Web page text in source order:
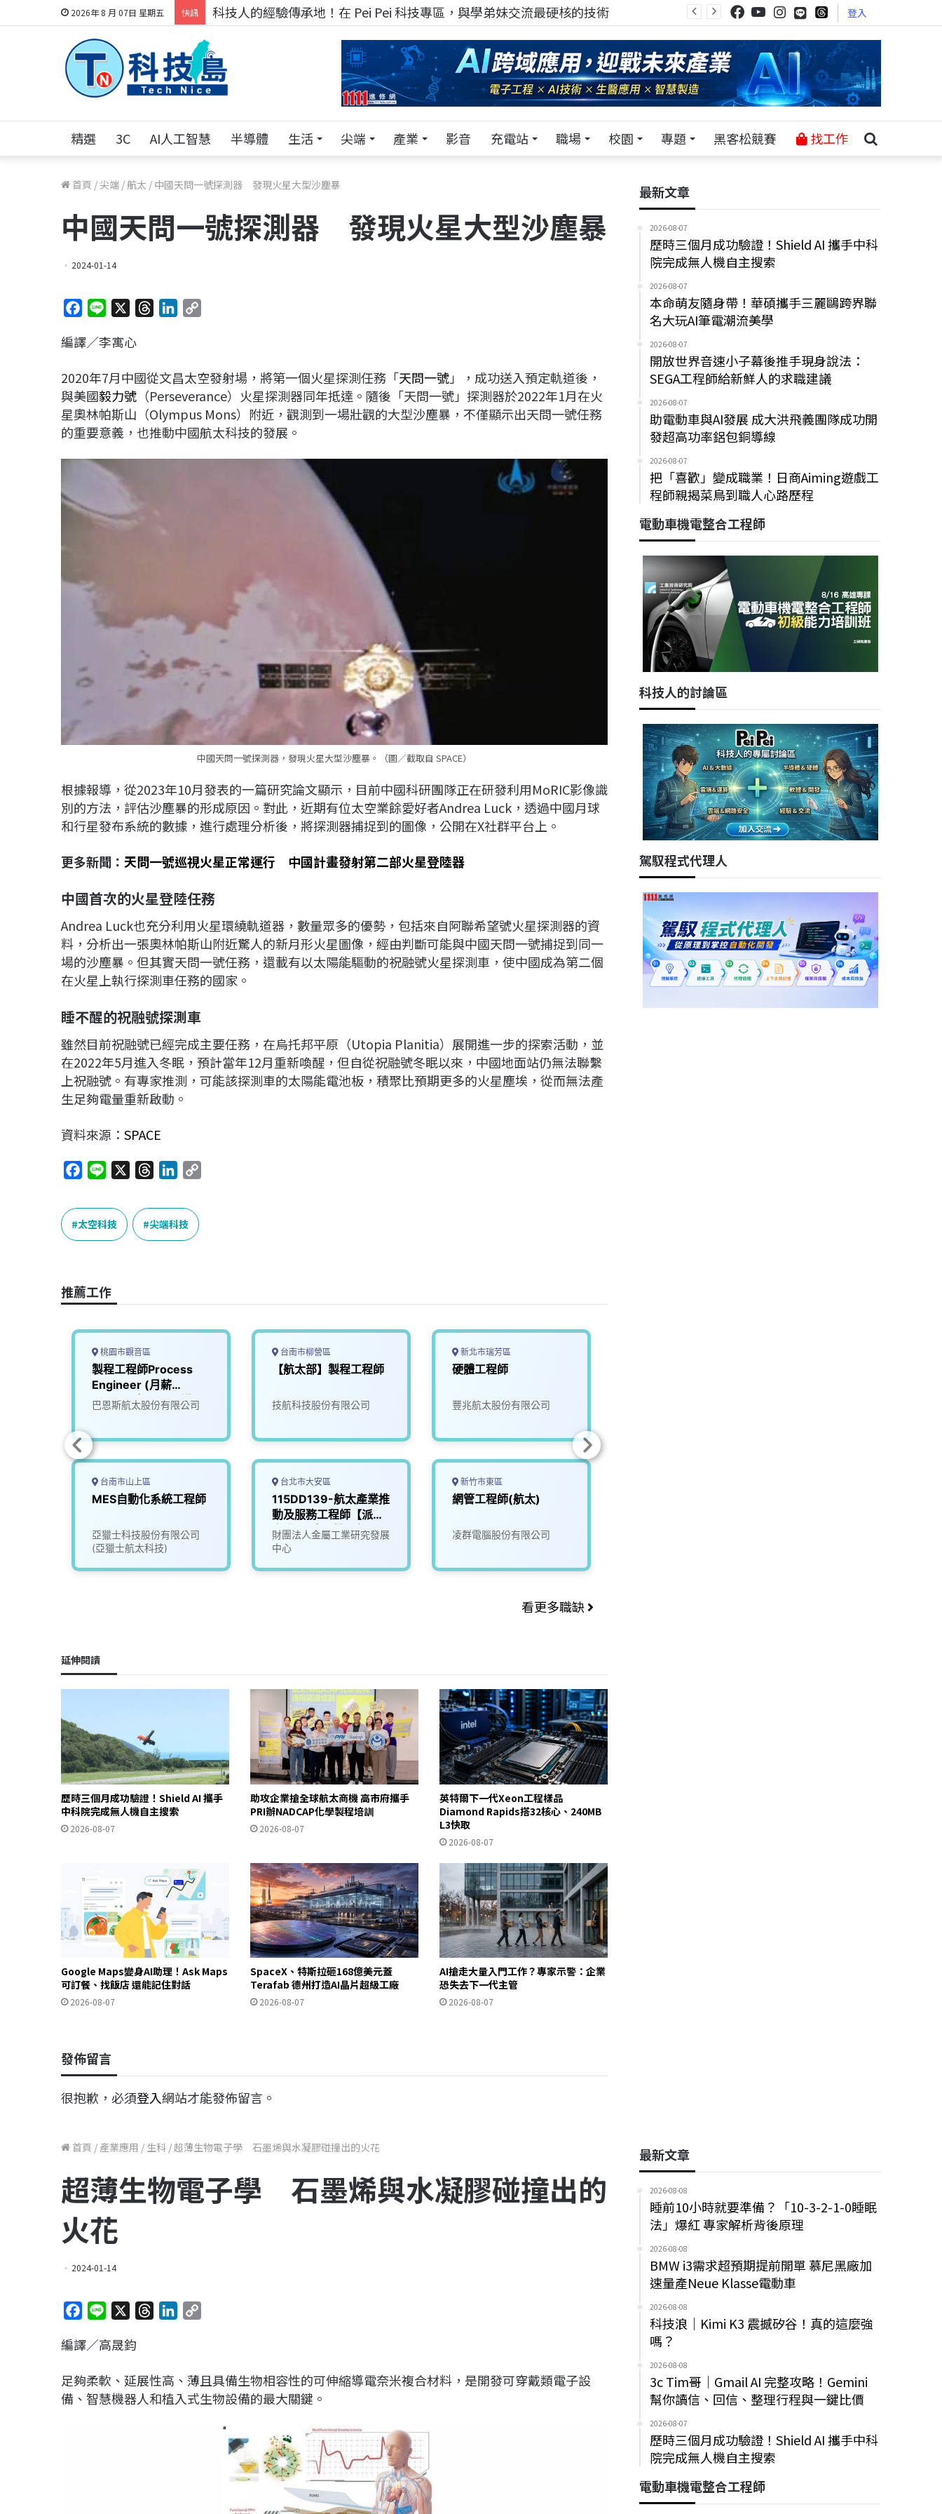
2026年 8 月 07日 星期五 快訊 科技人的經驗傳承地！在 Pei Pei 科技專區，與學弟妹交流最硬核的技術 登入
精選 3C AI人工智慧 半導體 生活 尖端 產業 影音 充電站 職場 校園 專題 黑客松競賽 找工作
首頁 /尖端 /航太 / 中國天問一號探測器 發現火星大型沙塵暴
中國天問一號探測器 發現火星大型沙塵暴
2024-01-14
c
b
o
o
k
n
a
d
s
e
d
I
n
L
i
n
k
編譯／李寓心
2020年7月中國從文昌太空發射場，將第一個火星探測任務「天問一號」，成功送入預定軌道後，
與美國毅力號 （Perseverance）火星探測器同年抵達。隨後「天問一號」探測器於2022年1月在火
星奧林帕斯山（Olympus Mons）附近，觀測到一場壯觀的大型沙塵暴，不僅顯示出天問一號任務
的重要意義，也推動中國航太科技的發展。
中國天問一號探測器，發現火星大型沙塵暴。（圖／截取自 SPACE）
根據報導，從2023年10月發表的一篇研究論文顯示，目前中國科研團隊正在研發利用MoRIC影像識
別的方法，評估沙塵暴的形成原因。對此，近期有位太空業餘愛好者Andrea Luck，透過中國月球
和行星發布系統的數據，進行處理分析後，將探測器捕捉到的圖像，公開在X社群平台上。
更多新聞： 天問一號巡視火星正常運行 中國計畫發射第二部火星登陸器
中國首次的火星登陸任務
Andrea Luck也充分利用火星環繞軌道器，數量眾多的優勢，包括來自阿聯希望號火星探測器的資
料，分析出一張奧林帕斯山附近驚人的新月形火星圖像，經由判斷可能與中國天問一號捕捉到同一
場的沙塵暴。但其實天問一號任務，還載有以太陽能驅動的祝融號火星探測車，使中國成為第二個
在火星上執行探測車任務的國家。
睡不醒的祝融號探測車
雖然目前祝融號已經完成主要任務，在烏托邦平原（Utopia Planitia）展開進一步的探索活動，並
在2022年5月進入冬眠，預計當年12月重新喚醒，但自從祝融號冬眠以來，中國地面站仍無法聯繫
上祝融號。有專家推測，可能該探測車的太陽能電池板，積聚比預期更多的火星塵埃，從而無法產
生足夠電量重新啟動。
資料來源： SPACE
c
e
b
k
n
e
r
e
a
n
k
e
太空科技 尖端科技
推薦工作
桃園市觀音區
製程工程師Process
Engineer (月薪
50,000 起，可面議)
巴恩斯航太股份有限公司
台南市山上區
MES自動化系統工程師
亞獵士科技股份有限公司
(亞獵士航太科技)
台南市柳營區
【航太部】製程工程師
技航科技股份有限公司
台北市大安區
115DD139-航太產業推
動及服務工程師【派駐
產發署-金屬機電組】
財團法人金屬工業研究發展
中心
新北市瑞芳區
硬體工程師
豐兆航太股份有限公司
新竹市東區
網管工程師(航太)
凌群電腦股份有限公司
看更多職缺
延伸閱讀
歷時三個月成功驗證！Shield AI 攜手
中科院完成無人機自主搜索
2026-08-07
助攻企業搶全球航太商機 高市府攜手
PRI辦NADCAP化學製程培訓
2026-08-07
英特爾下一代Xeon工程樣品
Diamond Rapids搭32核心、240MB
L3快取
2026-08-07
Google Maps變身AI助理！Ask Maps
可訂餐、找飯店 還能記住對話
2026-08-07
SpaceX、特斯拉砸168億美元蓋
Terafab 德州打造AI晶片超級工廠
2026-08-07
AI搶走大量入門工作？專家示警：企業
恐失去下一代主管
2026-08-07
發佈留言
很抱歉，必須登入網站才能發佈留言。
最新文章
2026-08-07
歷時三個月成功驗證！Shield AI 攜手中科
院完成無人機自主搜索
2026-08-07
本命萌友隨身帶！華碩攜手三麗鷗跨界聯
名大玩AI筆電潮流美學
2026-08-07
開放世界音速小子幕後推手現身說法：
SEGA工程師給新鮮人的求職建議
2026-08-07
助電動車與AI發展 成大洪飛義團隊成功開
發超高功率鋁包銅導線
2026-08-07
把「喜歡」變成職業！日商Aiming遊戲工
程師親揭菜鳥到職人心路歷程
電動車機電整合工程師
科技人的討論區
駕馭程式代理人